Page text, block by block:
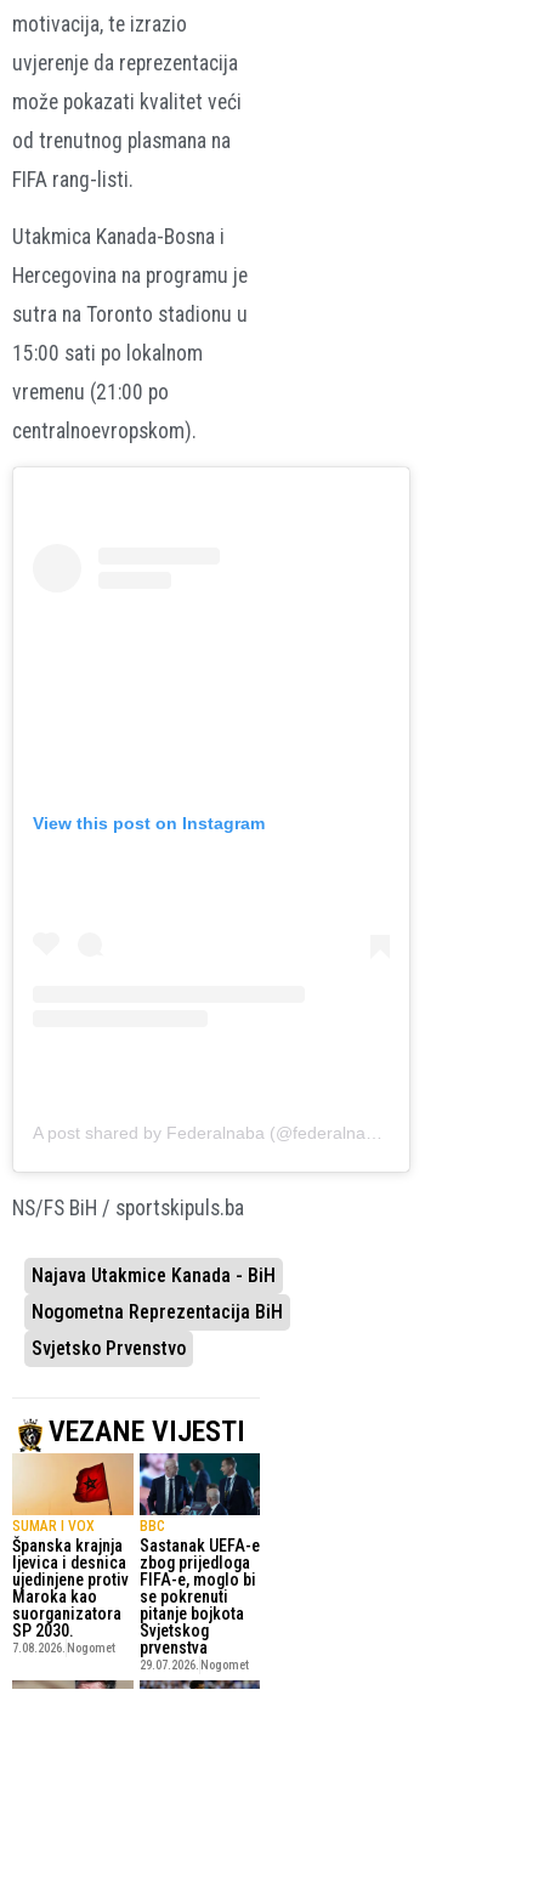
motivacija, te izrazio
uvjerenje da reprezentacija
može pokazati kvalitet veći
od trenutnog plasmana na
FIFA rang-listi.
Utakmica Kanada-Bosna i
Hercegovina na programu je
sutra na Toronto stadionu u
15:00 sati po lokalnom
vremenu (21:00 po
centralnoevropskom).
View this post on Instagram
NS/FS BiH / sportskipuls.ba
Najava Utakmice Kanada - BiH
Nogometna Reprezentacija BiH
Svjetsko Prvenstvo
VEZANE VIJESTI
SUMAR I VOX
Španska krajnja
ljevica i desnica
ujedinjene protiv
Maroka kao
suorganizatora
SP 2030.
7.08.2026. Nogomet
BBC
Sastanak UEFA-e
zbog prijedloga
FIFA-e, moglo bi
se pokrenuti
pitanje bojkota
Svjetskog
prvenstva
29.07.2026. Nogomet